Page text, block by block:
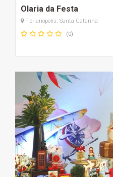
Olaria da Festa
Florianópolis, Santa Catarina
(0)